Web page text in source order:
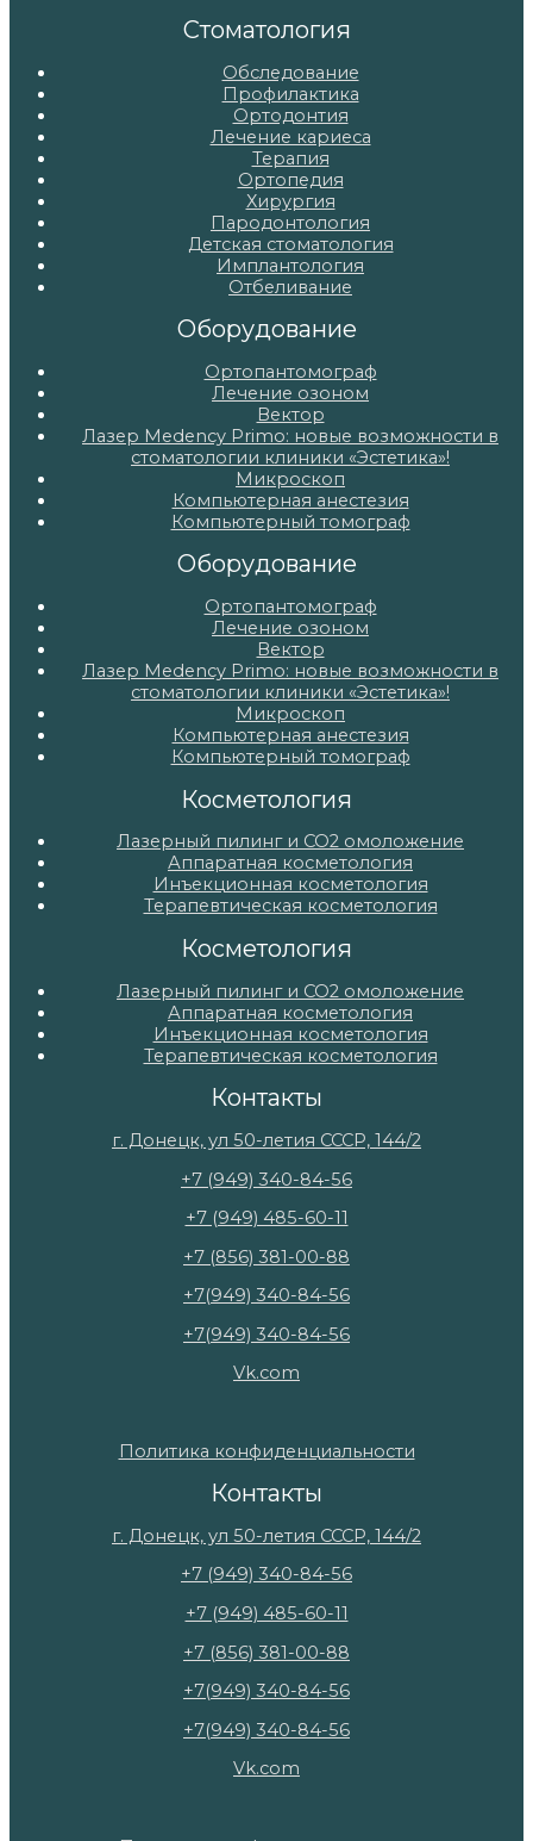
Стоматология
Обследование
Профилактика
Ортодонтия
Лечение кариеса
Терапия
Ортопедия
Хирургия
Пародонтология
Детская стоматология
Имплантология
Отбеливание
Оборудование
Ортопантомограф
Лечение озоном
Вектор
Лазер Medency Primo: новые возможности в
стоматологии клиники «Эстетика»!
Микроскоп
Компьютерная анестезия
Компьютерный томограф
Оборудование
Ортопантомограф
Лечение озоном
Вектор
Лазер Medency Primo: новые возможности в
стоматологии клиники «Эстетика»!
Микроскоп
Компьютерная анестезия
Компьютерный томограф
Косметология
Лазерный пилинг и СО2 омоложение
Аппаратная косметология
Инъекционная косметология
Терапевтическая косметология
Косметология
Лазерный пилинг и СО2 омоложение
Аппаратная косметология
Инъекционная косметология
Терапевтическая косметология
Контакты
г. Донецк, ул 50-летия СССР, 144/2
+7 (949) 340-84-56
+7 (949) 485-60-11
+7 (856) 381-00-88
+7(949) 340-84-56
+7(949) 340-84-56
Vk.com
Политика конфиденциальности
Контакты
г. Донецк, ул 50-летия СССР, 144/2
+7 (949) 340-84-56
+7 (949) 485-60-11
+7 (856) 381-00-88
+7(949) 340-84-56
+7(949) 340-84-56
Vk.com